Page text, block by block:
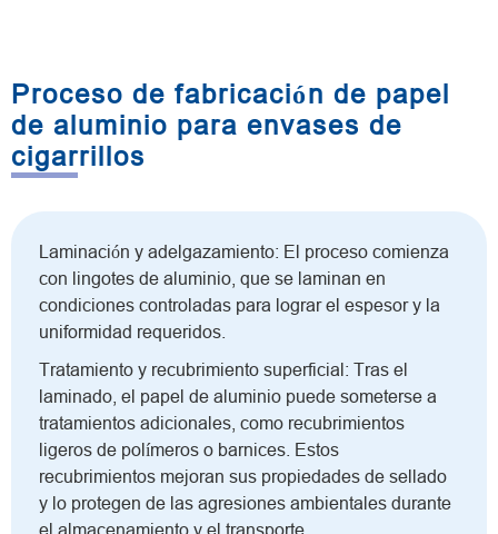
Proceso de fabricación de papel
de aluminio para envases de
cigarrillos
Laminación y adelgazamiento: El proceso comienza
con lingotes de aluminio, que se laminan en
condiciones controladas para lograr el espesor y la
uniformidad requeridos.
Tratamiento y recubrimiento superficial: Tras el
laminado, el papel de aluminio puede someterse a
tratamientos adicionales, como recubrimientos
ligeros de polímeros o barnices. Estos
recubrimientos mejoran sus propiedades de sellado
y lo protegen de las agresiones ambientales durante
el almacenamiento y el transporte.